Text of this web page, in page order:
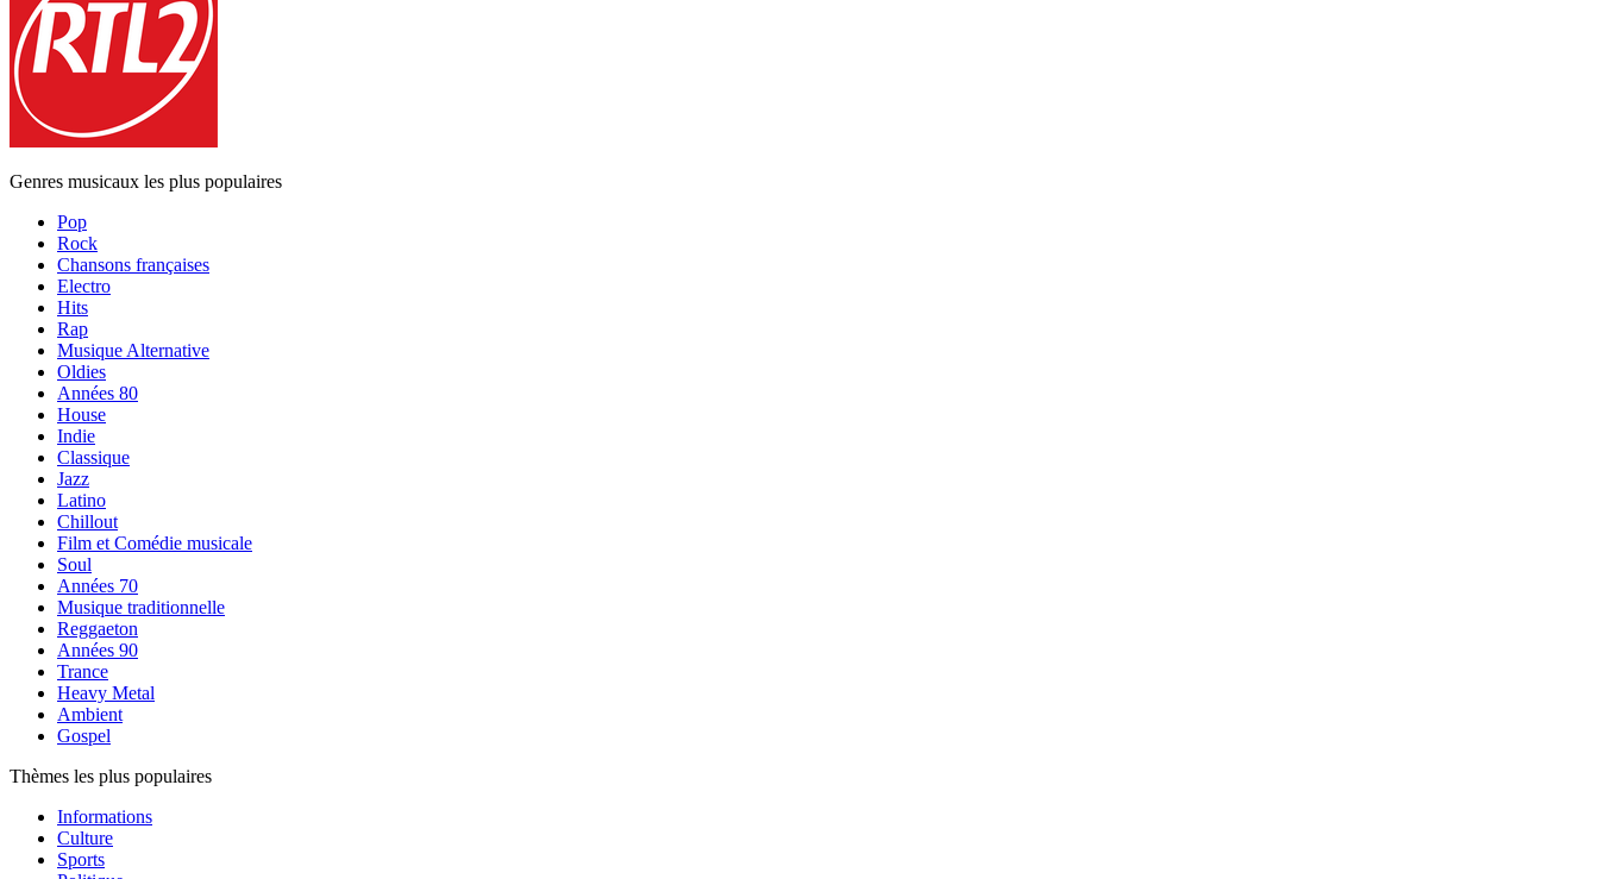
Genres musicaux les plus populaires
Pop
Rock
Chansons françaises
Electro
Hits
Rap
Musique Alternative
Oldies
Années 80
House
Indie
Classique
Jazz
Latino
Chillout
Film et Comédie musicale
Soul
Années 70
Musique traditionnelle
Reggaeton
Années 90
Trance
Heavy Metal
Ambient
Gospel
Thèmes les plus populaires
Informations
Culture
Sports